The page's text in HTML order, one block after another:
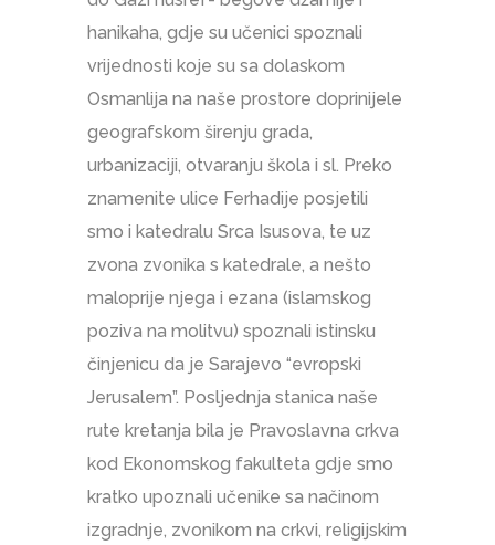
hanikaha, gdje su učenici spoznali
vrijednosti koje su sa dolaskom
Osmanlija na naše prostore doprinijele
geografskom širenju grada,
urbanizaciji, otvaranju škola i sl. Preko
znamenite ulice Ferhadije posjetili
smo i katedralu Srca Isusova, te uz
zvona zvonika s katedrale, a nešto
maloprije njega i ezana (islamskog
poziva na molitvu) spoznali istinsku
činjenicu da je Sarajevo “evropski
Jerusalem”. Posljednja stanica naše
rute kretanja bila je Pravoslavna crkva
kod Ekonomskog fakulteta gdje smo
kratko upoznali učenike sa načinom
izgradnje, zvonikom na crkvi, religijskim